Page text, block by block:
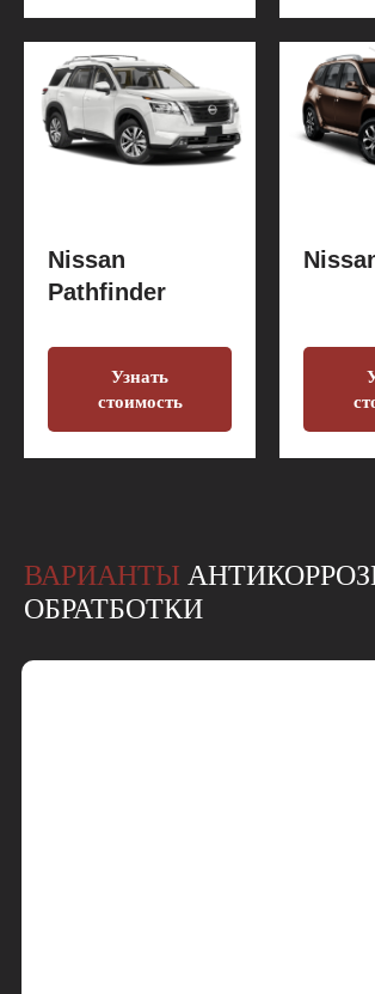
Nissan
Pathfinder
Узнать
стоимость
ВАРИАНТЫ
ОБРАТБОТКИ